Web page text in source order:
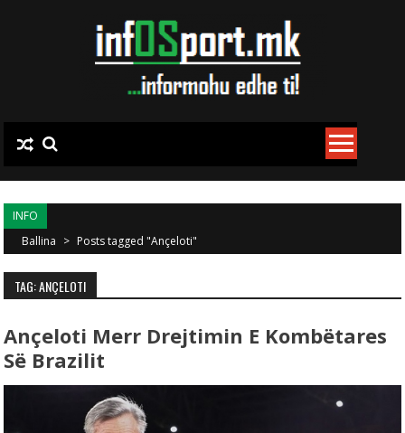
INFO
Ballina > Posts tagged "Ançeloti"
TAG: ANÇELOTI
Ançeloti Merr Drejtimin E Kombëtares
Së Brazilit